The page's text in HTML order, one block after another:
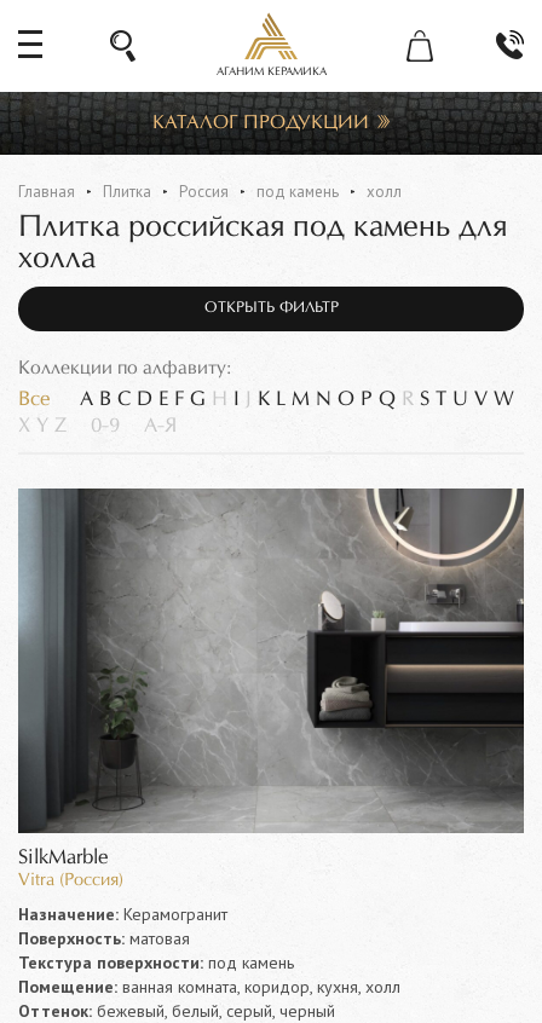
АГАНИМ КЕРАМИКА
КАТАЛОГ ПРОДУКЦИИ
Главная Плитка Россия под камень холл
Плитка российская под камень для
холла
ОТКРЫТЬ ФИЛЬТР
Коллекции по алфавиту:
Все A B C D E F G H K L M N O P Q R S T U V W
X Y Z 0-9 А-Я
SilkMarble
Vitra (Россия)
Назначение: Керамогранит
Поверхность: матовая
Текстура поверхности: под камень
Помещение: ванная комната, коридор, кухня, холл
Оттенок: бежевый, белый, серый, черный